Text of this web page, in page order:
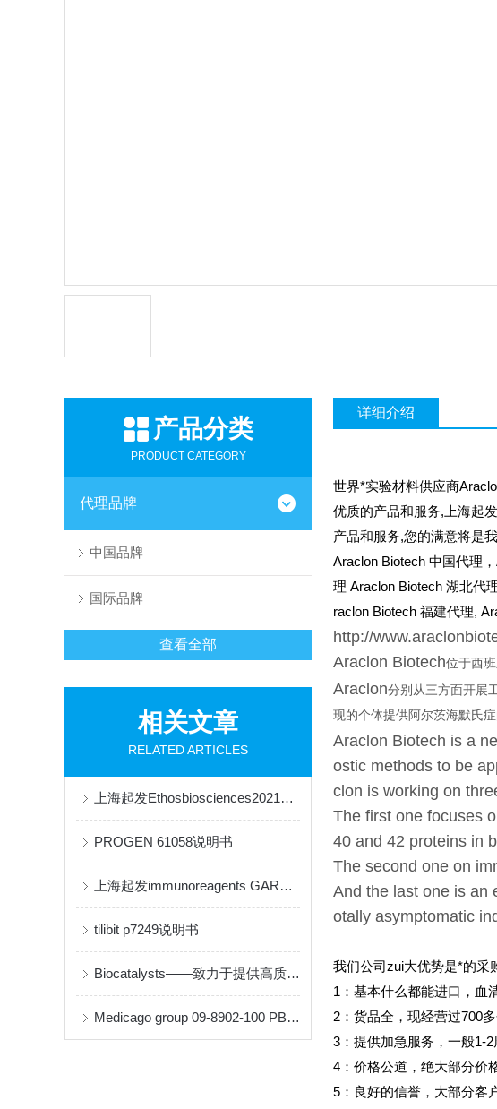
产品分类
PRODUCT CATEGORY
代理品牌
中国品牌
国际品牌
查看全部
相关文章
RELATED ARTICLES
上海起发Ethosbiosciences2021年价格表
PROGEN 61058说明书
上海起发immunoreagents GARHRP-050说明书
tilibit p7249说明书
Biocatalysts——致力于提供高质量的酶和生物催化解决方案
Medicago group 09-8902-100 PBS-Tween 缓冲液片剂说明书
详细介绍
世界*实验材料供应商
优质的产品和服务,上海起
产品和服务,您的满意将是
Araclon Biotech 中国代理
理 Araclon Biotech 湖北代
raclon Biotech 福建代理,
http://
Araclon Biotech位于西
Araclon分别从三方面开展
现的个体提供阿尔茨海默氏症
Araclon Biotech is a
ostic methods to be
clon is working on
The first one focuses
40 and 42 proteins in
The second one on
And the last one is an
otally asymptomatic
我们公司zui大优势是*的采
1 ：基本什么都能进口，血
2 ：货品全，现经营过700
3 ：提供加急服务，一般1-
4 ：价格公道，绝大部分价
5 ：良好的信誉，大部分